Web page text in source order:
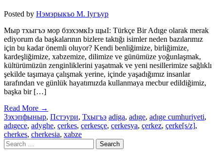
Posted by Нэмэрыкъо М. Iугъур
Мыр тхыгъэ мор бзэхэмкIэ щыI: Türkçe Bir Adıge olarak merak
ediyorum da başkalarının bizlere taktığı isimler neden bazılarımız
için bu kadar önemli oluyor? Kendi benliğimize, birliğimize,
kardeşliğimize, xabzemize, dilimize ve günümüze yoğunlaşmak,
kültürümüzün zenginliklerini yaşatmak ve yeni nesillerimize sağlıklı
şekilde taşımaya çalışmak yerine, içinde yaşadığımız insanlar
tarafından ve günlük hayatımızda kullanmaya mecbur edildiğimiz,
başka bir […]
Read More →
Зэхэпфыныр, Пстэури, Тхыгъэ adiga, adıge, adıge cumhuriyeti,
adıgece, adyghe, çerkes, çerkesçe, çerkesya, çerkez, çerke[s/z],
cherkes, cherkesia, xabze